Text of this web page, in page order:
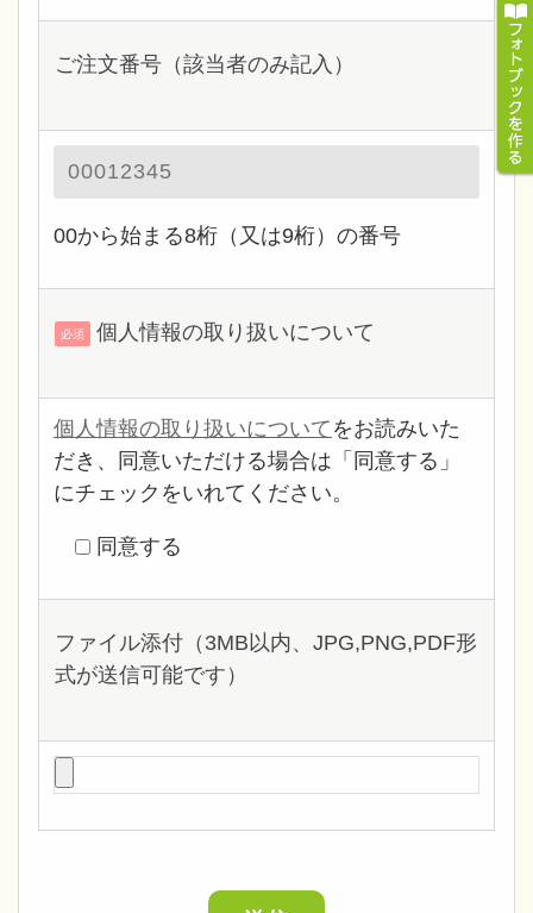
ご注文番号（該当者のみ記入）
00から始まる8桁（又は9桁）の番号
必須 個人情報の取り扱いについて
個人情報の取り扱いについて をお読みいた
だき、同意いただける場合は「同意する」
にチェックをいれてください。
同意する
ファイル添付（3MB以内、JPG,PNG,PDF形
式が送信可能です）